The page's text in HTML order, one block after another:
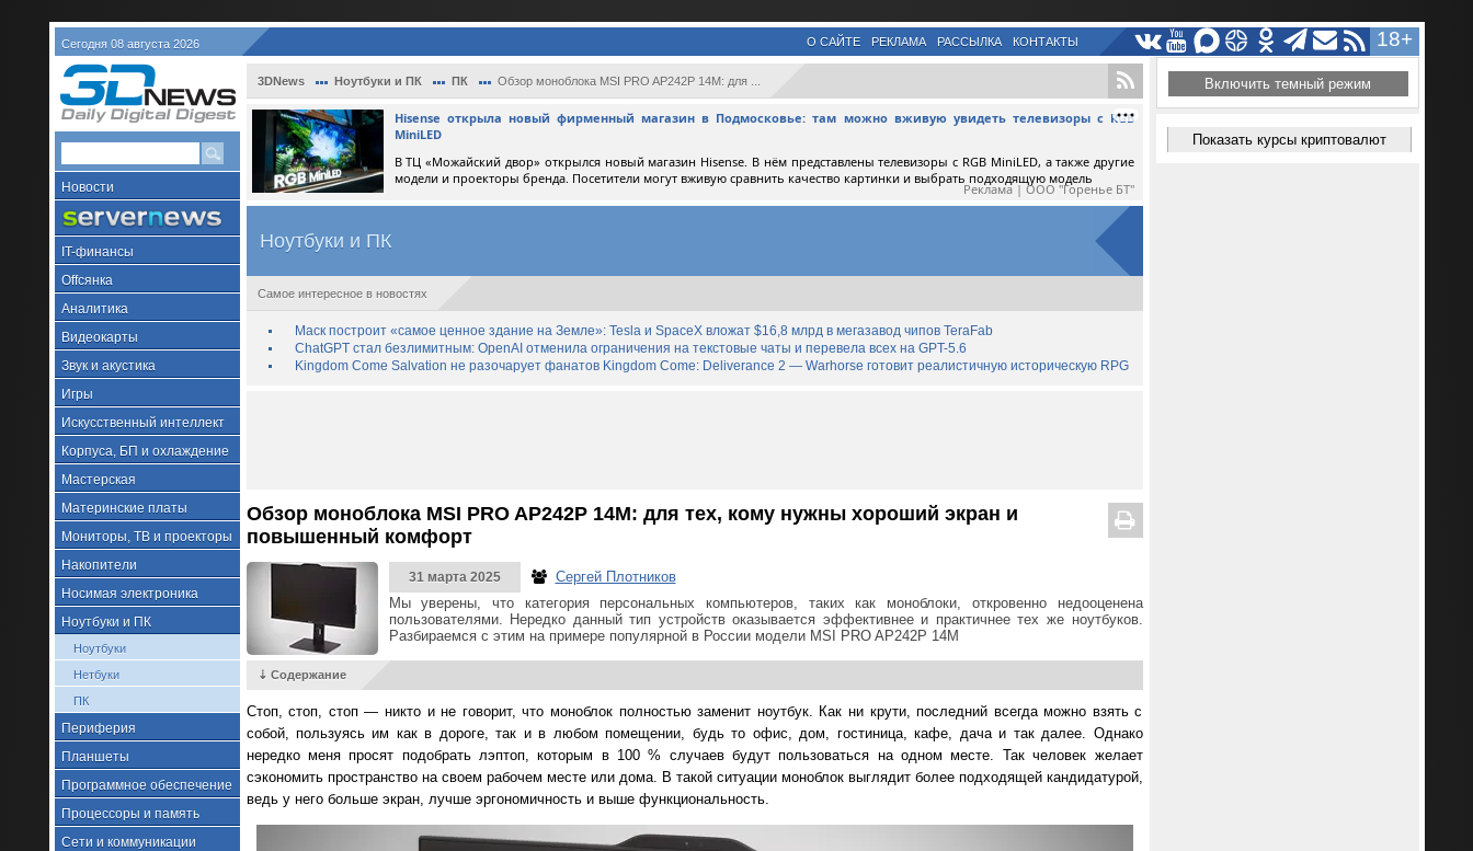
Сегодня 08 августа 2026 18+
О САЙТЕ РЕКЛАМА РАССЫЛКА КОНТАКТЫ
Новости
IT-финансы
Offсянка
Аналитика
Видеокарты
Звук и акустика
Игры
Искусственный интеллект
Корпуса, БП и охлаждение
Мастерская
Материнские платы
Мониторы, ТВ и проекторы
Накопители
Носимая электроника
Ноутбуки и ПК
Ноутбуки
Нетбуки
ПК
Периферия
Планшеты
Программное обеспечение
Процессоры и память
Сети и коммуникации
3DNews Ноутбуки и ПК ПК Обзор моноблока MSI PRO AP242P 14M: для ...
Hisense открыла новый фирменный магазин в Подмосковье: там можно вживую увидеть телевизоры с RGB
MiniLED
В ТЦ «Можайский двор» открылся новый магазин Hisense. В нём представлены телевизоры с RGB MiniLED, а также другие
модели и проекторы бренда. Посетители могут вживую сравнить качество картинки и выбрать подходящую модель
Реклама | ООО "Горенье БТ"
Ноутбуки и ПК
Самое интересное в новостях
Маск построит «самое ценное здание на Земле»: Tesla и SpaceX вложат $16,8 млрд в мегазавод чипов TeraFab
ChatGPT стал безлимитным: OpenAI отменила ограничения на текстовые чаты и перевела всех на GPT-5.6
Kingdom Come Salvation не разочарует фанатов Kingdom Come: Deliverance 2 — Warhorse готовит реалистичную историческую RPG
Обзор моноблока MSI PRO AP242P 14M: для тех, кому нужны хороший экран и
повышенный комфорт
31 марта 2025
Сергей Плотников
Мы уверены, что категория персональных компьютеров, таких как моноблоки, откровенно недооценена
пользователями. Нередко данный тип устройств оказывается эффективнее и практичнее тех же ноутбуков.
Разбираемся с этим на примере популярной в России модели MSI PRO AP242P 14M
⇣ Содержание
Стоп, стоп, стоп — никто и не говорит, что моноблок полностью заменит ноутбук. Как ни крути, последний всегда можно взять с
собой, пользуясь им как в дороге, так и в любом помещении, будь то офис, дом, гостиница, кафе, дача и так далее. Однако
нередко меня просят подобрать лэптоп, которым в 100 % случаев будут пользоваться на одном месте. Так человек желает
сэкономить пространство на своем рабочем месте или дома. В такой ситуации моноблок выглядит более подходящей кандидатурой,
ведь у него больше экран, лучше эргономичность и выше функциональность.
Включить темный режим
Показать курсы криптовалют